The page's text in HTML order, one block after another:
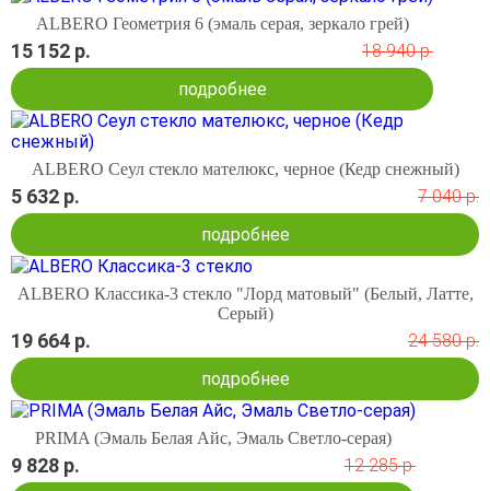
ALBERO Геометрия 6 (эмаль серая, зеркало грей)
15 152 р.
18 940 р.
подробнее
ALBERO Сеул стекло мателюкс, черное (Кедр снежный)
5 632 р.
7 040 р.
подробнее
ALBERO Классика-3 стекло "Лорд матовый" (Белый, Латте,
Серый)
19 664 р.
24 580 р.
подробнее
PRIMA (Эмаль Белая Айс, Эмаль Светло-серая)
9 828 р.
12 285 р.